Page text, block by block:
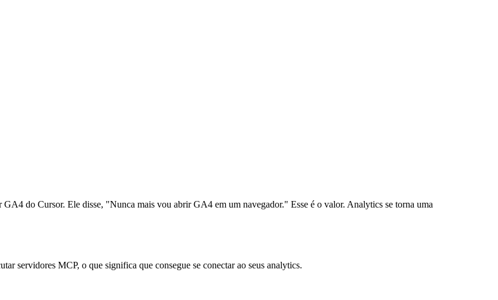
do Cursor. Ele disse, "Nunca mais vou abrir GA4 em um navegador." Esse é o valor. Analytics se torna uma
servidores MCP, o que significa que consegue se conectar ao seus analytics.